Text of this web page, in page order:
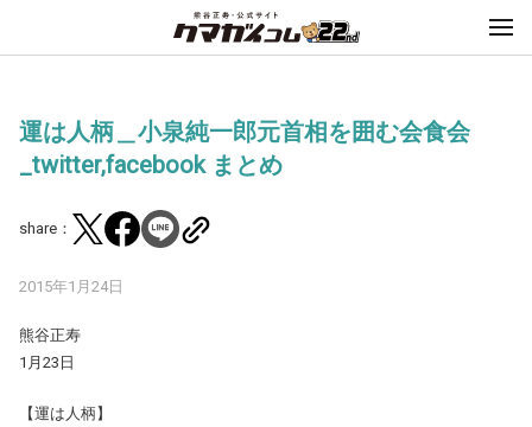
運は人柄＿小泉純一郎元首相を囲む会食会
_twitter,facebook まとめ
share：
2015年1月24日
熊谷正寿
1月23日
【運は人柄】